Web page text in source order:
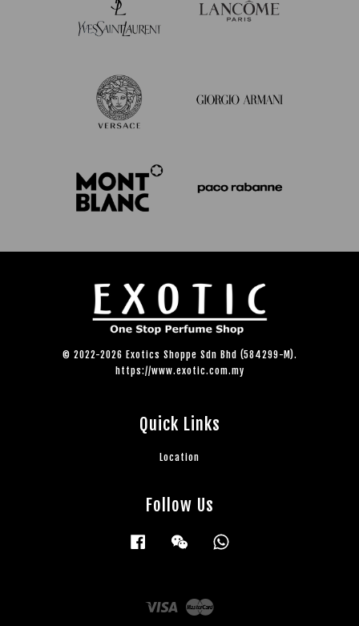
© 2022-2026 Exotics Shoppe Sdn Bhd (584299-M).
https://www.exotic.com.my
Quick Links
Location
Follow Us
Facebook Wechat
Visa